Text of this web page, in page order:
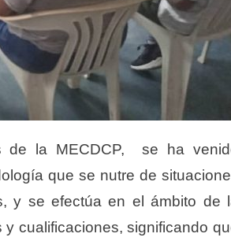
de la MECDCP, se ha
que se nutre de
y se efectúa en el ámbito de
cualificaciones, significando